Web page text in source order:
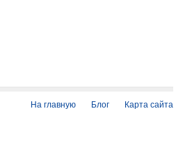
На главную Блог Карта сайта